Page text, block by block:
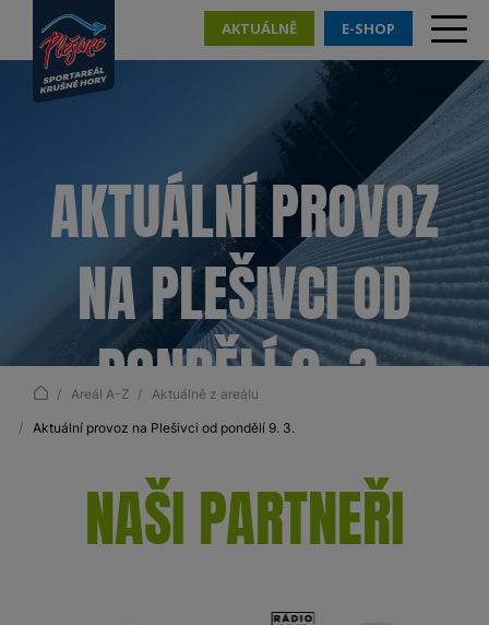
AKTUÁLNĚ E-SHOP
AKTUÁLNÍ PROVOZ
NA PLEŠIVCI OD
PONDĚLÍ 9. 3.
Areál A-Z Aktuálně z areálu
Aktuální provoz na Plešivci od pondělí 9. 3.
NAŠI PARTNEŘI